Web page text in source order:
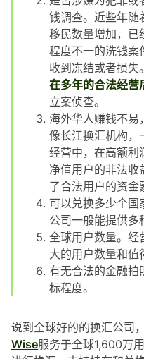
钱调查。近些年随
移民数量增加，已
程度不一的洗钱案
收到冻结或者损失
在多年的合法经营
立案侦查。
海外华人赚钱不易
像长江换汇机构，
经营中，在高额利
净值用户的非法收
了合法用户的资金
可以兑换多少个国
公司一般能提供多
全球用户数量。经
大的用户数量和值
有无合法的金融拍
标程度。
说到全球好的的换汇公司
Wise服务于全球1,600万